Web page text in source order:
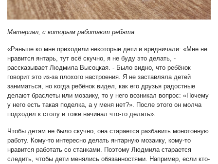
Материал, с которым работают ребята
«Раньше ко мне приходили некоторые дети и вредничали: «Мне не
нравится янтарь, тут всё скучно, я не буду это делать, -
рассказывает Людмила Высоцкая. - Было видно, что ребёнок
говорит это из-за плохого настроения. Я не заставляла детей
заниматься, но когда ребёнок видел, как его друзья радостные
делают браслеты или мозаику, то у него возникал вопрос: «Почему
у него есть такая поделка, а у меня нет?». После этого он молча
подходил к столу и тоже начинал что-то делать».
Чтобы детям не было скучно, она старается разбавить монотонную
работу. Кому-то интересно делать янтарную мозаику, кому-то
нравится работать со станками. Поэтому Людмила старается
следить, чтобы дети менялись обязанностями. Например, если кто-